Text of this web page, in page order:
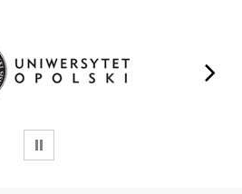
next
WSTRZYMAJ